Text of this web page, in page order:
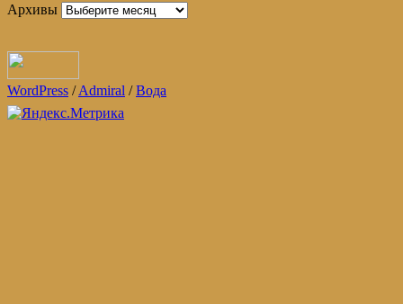
Архивы
WordPress /Admiral /Вода